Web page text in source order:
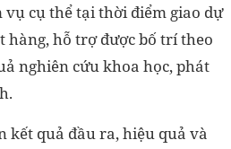
cụ thể tại thời điểm giao dự
hàng, hỗ trợ được bố trí theo
nghiên cứu khoa học, phát
kết quả đầu ra, hiệu quả và